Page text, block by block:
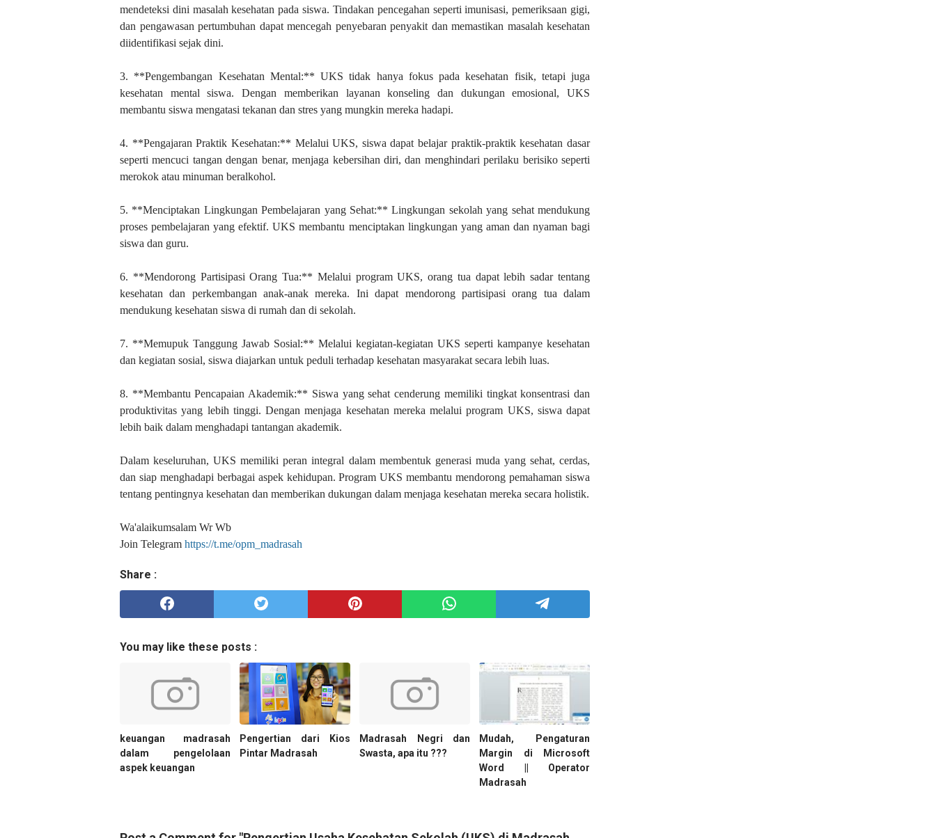
mendeteksi dini masalah kesehatan pada siswa. Tindakan pencegahan seperti imunisasi, pemeriksaan gigi,
dan pengawasan pertumbuhan dapat mencegah penyebaran penyakit dan memastikan masalah kesehatan
diidentifikasi sejak dini.
3. **Pengembangan Kesehatan Mental:** UKS tidak hanya fokus pada kesehatan fisik, tetapi juga
kesehatan mental siswa. Dengan memberikan layanan konseling dan dukungan emosional, UKS
membantu siswa mengatasi tekanan dan stres yang mungkin mereka hadapi.
4. **Pengajaran Praktik Kesehatan:** Melalui UKS, siswa dapat belajar praktik-praktik kesehatan dasar
seperti mencuci tangan dengan benar, menjaga kebersihan diri, dan menghindari perilaku berisiko seperti
merokok atau minuman beralkohol.
5. **Menciptakan Lingkungan Pembelajaran yang Sehat:** Lingkungan sekolah yang sehat mendukung
proses pembelajaran yang efektif. UKS membantu menciptakan lingkungan yang aman dan nyaman bagi
siswa dan guru.
6. **Mendorong Partisipasi Orang Tua:** Melalui program UKS, orang tua dapat lebih sadar tentang
kesehatan dan perkembangan anak-anak mereka. Ini dapat mendorong partisipasi orang tua dalam
mendukung kesehatan siswa di rumah dan di sekolah.
7. **Memupuk Tanggung Jawab Sosial:** Melalui kegiatan-kegiatan UKS seperti kampanye kesehatan
dan kegiatan sosial, siswa diajarkan untuk peduli terhadap kesehatan masyarakat secara lebih luas.
8. **Membantu Pencapaian Akademik:** Siswa yang sehat cenderung memiliki tingkat konsentrasi dan
produktivitas yang lebih tinggi. Dengan menjaga kesehatan mereka melalui program UKS, siswa dapat
lebih baik dalam menghadapi tantangan akademik.
Dalam keseluruhan, UKS memiliki peran integral dalam membentuk generasi muda yang sehat, cerdas,
dan siap menghadapi berbagai aspek kehidupan. Program UKS membantu mendorong pemahaman siswa
tentang pentingnya kesehatan dan memberikan dukungan dalam menjaga kesehatan mereka secara holistik.
Wa'alaikumsalam Wr Wb
Join Telegram https://t.me/opm_madrasah
Share :
You may like these posts :
keuangan madrasah
dalam pengelolaan
aspek keuangan
Pengertian dari Kios
Pintar Madrasah
Madrasah Negri dan
Swasta, apa itu ???
Mudah, Pengaturan
Margin di Microsoft
Word || Operator
Madrasah